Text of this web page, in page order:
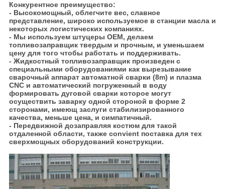
Конкурентное преимущество:
- Высокомощный, облегчите вес, славное
представление, широко используемое в станции масла и
некоторых логистических компаниях.
- Мы используем штуцеры OEM, делаем
топливозаправщик твердым и прочным, и уменьшаем
цену для того чтобы работать и поддерживать.
- Жидкостный топливозаправщик произведен с
специальными оборудованиями как вырезывание
сварочный аппарат автоматной сварки (8m) и плазма
CNC и автоматический погруженный в воду
формировать дуговой сварки которое могут
осуществить заварку одной стороной в форме 2
сторонами, имеющ заслуги стабилизированного
качества, меньше цена, и симпатичный.
- Передвижной дозаправляя костюм для такой
отдаленной области, также convient поставка для тех
сверхмощных оборудований конструкции.